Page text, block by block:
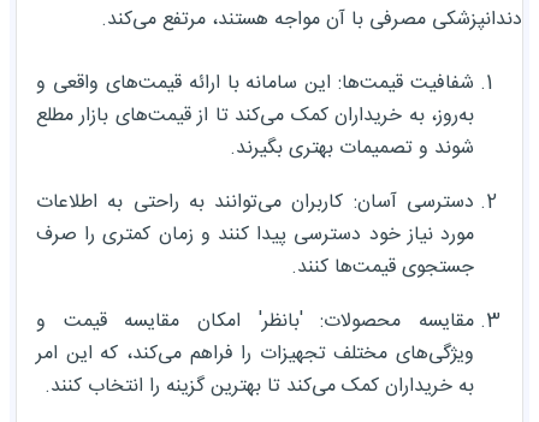
دندانپزشکی مصرفی با آن مواجه هستند، مرتفع می‌کند.
شفافیت قیمت‌ها: این سامانه با ارائه قیمت‌های واقعی و
به‌روز، به خریداران کمک می‌کند تا از قیمت‌های بازار مطلع
شوند و تصمیمات بهتری بگیرند.
دسترسی آسان: کاربران می‌توانند به راحتی به اطلاعات
مورد نیاز خود دسترسی پیدا کنند و زمان کمتری را صرف
جستجوی قیمت‌ها کنند.
مقایسه محصولات: 'بانظر' امکان مقایسه قیمت و
ویژگی‌های مختلف تجهیزات را فراهم می‌کند، که این امر
به خریداران کمک می‌کند تا بهترین گزینه را انتخاب کنند.